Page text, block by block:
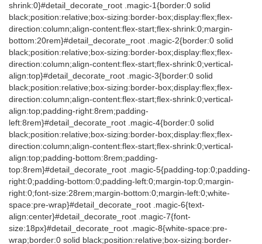
shrink:0}#detail_decorate_root .magic-1{border:0 solid
black;position:relative;box-sizing:border-box;display:flex;flex-
direction:column;align-content:flex-start;flex-shrink:0;margin-
bottom:20rem}#detail_decorate_root .magic-2{border:0 solid
black;position:relative;box-sizing:border-box;display:flex;flex-
direction:column;align-content:flex-start;flex-shrink:0;vertical-
align:top}#detail_decorate_root .magic-3{border:0 solid
black;position:relative;box-sizing:border-box;display:flex;flex-
direction:column;align-content:flex-start;flex-shrink:0;vertical-
align:top;padding-right:8rem;padding-
left:8rem}#detail_decorate_root .magic-4{border:0 solid
black;position:relative;box-sizing:border-box;display:flex;flex-
direction:column;align-content:flex-start;flex-shrink:0;vertical-
align:top;padding-bottom:8rem;padding-
top:8rem}#detail_decorate_root .magic-5{padding-top:0;padding-
right:0;padding-bottom:0;padding-left:0;margin-top:0;margin-
right:0;font-size:28rem;margin-bottom:0;margin-left:0;white-
space:pre-wrap}#detail_decorate_root .magic-6{text-
align:center}#detail_decorate_root .magic-7{font-
size:18px}#detail_decorate_root .magic-8{white-space:pre-
wrap;border:0 solid black;position:relative;box-sizing:border-